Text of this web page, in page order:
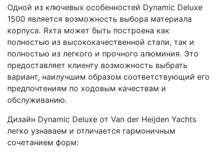
Одной из ключевых особенностей Dynamic Deluxe
1500 является возможность выбора материала
корпуса. Яхта может быть построена как
полностью из высококачественной стали, так и
полностью из легкого и прочного алюминия. Это
предоставляет клиенту возможность выбрать
вариант, наилучшим образом соответствующий его
предпочтениям по ходовым качествам и
обслуживанию.
Дизайн Dynamic Deluxe от Van der Heijden Yachts
легко узнаваем и отличается гармоничным
сочетанием форм: